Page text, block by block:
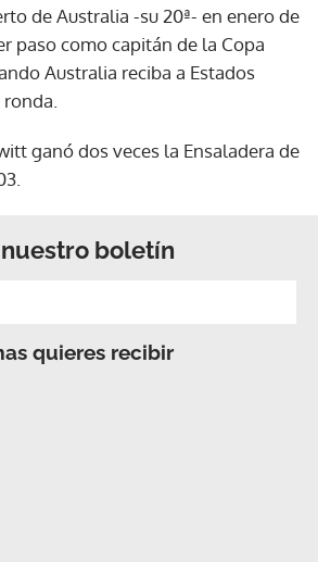
de Australia -su 20ª- en enero de
paso como capitán de la Copa
Australia reciba a Estados
ganó dos veces la Ensaladera de
boletín
quieres recibir